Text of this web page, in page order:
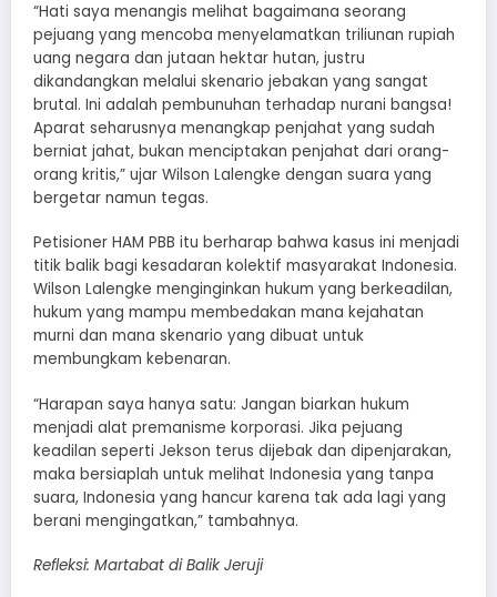
“Hati saya menangis melihat bagaimana seorang
pejuang yang mencoba menyelamatkan triliunan rupiah
uang negara dan jutaan hektar hutan, justru
dikandangkan melalui skenario jebakan yang sangat
brutal. Ini adalah pembunuhan terhadap nurani bangsa!
Aparat seharusnya menangkap penjahat yang sudah
berniat jahat, bukan menciptakan penjahat dari orang-
orang kritis,” ujar Wilson Lalengke dengan suara yang
bergetar namun tegas.
Petisioner HAM PBB itu berharap bahwa kasus ini menjadi
titik balik bagi kesadaran kolektif masyarakat Indonesia.
Wilson Lalengke menginginkan hukum yang berkeadilan,
hukum yang mampu membedakan mana kejahatan
murni dan mana skenario yang dibuat untuk
membungkam kebenaran.
“Harapan saya hanya satu: Jangan biarkan hukum
menjadi alat premanisme korporasi. Jika pejuang
keadilan seperti Jekson terus dijebak dan dipenjarakan,
maka bersiaplah untuk melihat Indonesia yang tanpa
suara, Indonesia yang hancur karena tak ada lagi yang
berani mengingatkan,” tambahnya.
Refleksi: Martabat di Balik Jeruji